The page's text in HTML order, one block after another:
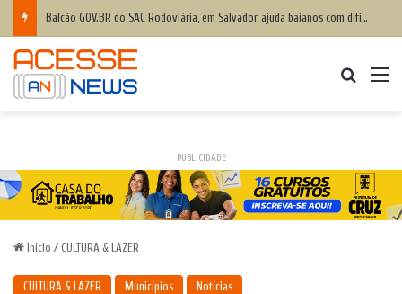
Balcão GOV.BR do SAC Rodoviária, em Salvador, ajuda baianos com dificuldades de acesso a serviços digitais
PUBLICIDADE
Início / CULTURA & LAZER
CULTURA & LAZER Municípios Notícias